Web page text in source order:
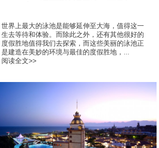
世界上最大的泳池是能够延伸至大海，值得这一
生去等待和体验。而除此之外，还有其他很好的
度假胜地值得我们去探索，而这些美丽的泳池正
是建造在美妙的环境与最佳的度假胜地，...
阅读全文>>